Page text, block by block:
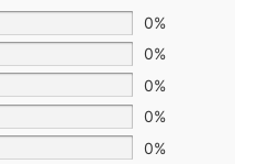
0%
0%
0%
0%
0%